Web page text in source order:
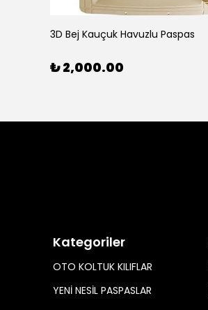
3D Bej Kauçuk Havuzlu Paspas
₺ 2,000.00
Kategoriler
OTO KOLTUK KILIFLAR
YENİ NESİL PASPASLAR